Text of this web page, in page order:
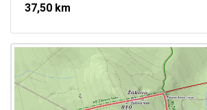
37,50 km